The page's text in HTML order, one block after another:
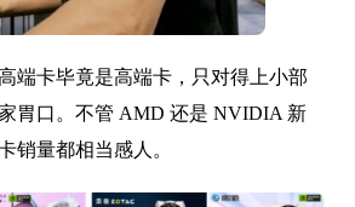
端卡毕竟是高端卡，只对得上小部
胃口。不管 AMD 还是 NVIDIA 新
销量都相当感人。